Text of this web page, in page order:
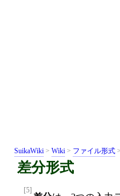
SuikaWiki > Wiki > ファイル形式 >
差分形式
[5]